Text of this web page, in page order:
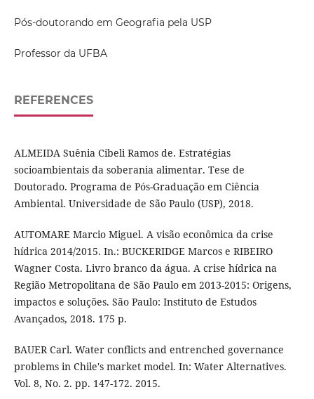
Pós-doutorando em Geografia pela USP
Professor da UFBA
REFERENCES
ALMEIDA Suênia Cibeli Ramos de. Estratégias
socioambientais da soberania alimentar. Tese de
Doutorado. Programa de Pós-Graduação em Ciência
Ambiental. Universidade de São Paulo (USP), 2018.
AUTOMARE Marcio Miguel. A visão econômica da crise
hídrica 2014/2015. In.: BUCKERIDGE Marcos e RIBEIRO
Wagner Costa. Livro branco da água. A crise hídrica na
Região Metropolitana de São Paulo em 2013-2015: Origens,
impactos e soluções. São Paulo: Instituto de Estudos
Avançados, 2018. 175 p.
BAUER Carl. Water conflicts and entrenched governance
problems in Chile's market model. In: Water Alternatives.
Vol. 8, No. 2. pp. 147-172. 2015.